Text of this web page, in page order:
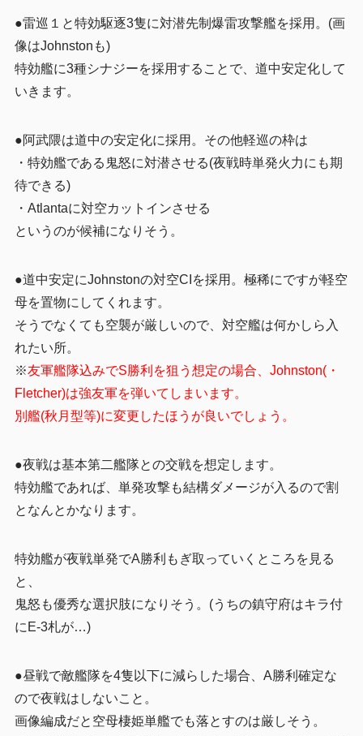
●雷巡１と特効駆逐3隻に対潜先制爆雷攻撃艦を採用。(画
像はJohnstonも)
特効艦に3種シナジーを採用することで、道中安定化して
いきます。
●阿武隈は道中の安定化に採用。その他軽巡の枠は
・特効艦である鬼怒に対潜させる(夜戦時単発火力にも期
待できる)
・Atlantaに対空カットインさせる
というのが候補になりそう。
●道中安定にJohnstonの対空CIを採用。極稀にですが軽空
母を置物にしてくれます。
そうでなくても空襲が厳しいので、対空艦は何かしら入
れたい所。
※友軍艦隊込みでS勝利を狙う想定の場合、Johnston(・
Fletcher)は強友軍を弾いてしまいます。
別艦(秋月型等)に変更したほうが良いでしょう。
●夜戦は基本第二艦隊との交戦を想定します。
特効艦であれば、単発攻撃も結構ダメージが入るので割
となんとかなります。
特効艦が夜戦単発でA勝利もぎ取っていくところを見る
と、
鬼怒も優秀な選択肢になりそう。(うちの鎮守府はキラ付
にE-3札が…)
●昼戦で敵艦隊を4隻以下に減らした場合、A勝利確定な
ので夜戦はしないこと。
画像編成だと空母棲姫単艦でも落とすのは厳しそう。